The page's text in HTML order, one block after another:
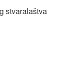
stvaralaštva